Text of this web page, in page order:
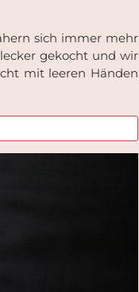
sich immer mehr
gekocht und wir
mit leeren Händen